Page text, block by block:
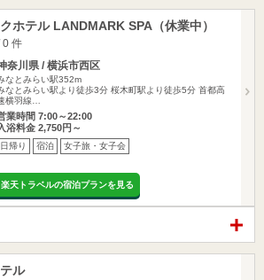
ホテル LANDMARK SPA（休業中）
0 件
奈川県 / 横浜市西区
なとみらい駅352m
なとみらい駅より徒歩3分 桜木町駅より徒歩5分 首都高
横羽線…
業時間 7:00～22:00
浴料金 2,750円～
日帰り 宿泊 女子旅・女子会
楽天トラベルの宿泊プランを見る
ル